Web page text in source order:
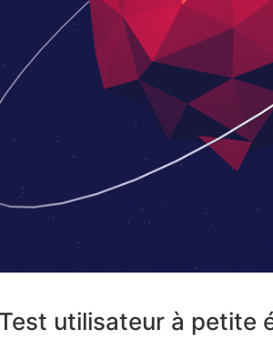
utilisateur à petite